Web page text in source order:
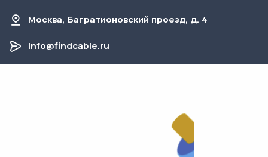
Москва, Багратионовский проезд, д. 4
info@findcable.ru